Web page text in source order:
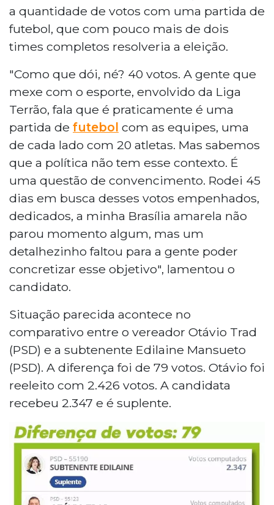
a quantidade de votos com uma partida de
futebol, que com pouco mais de dois
times completos resolveria a eleição.
"Como que dói, né? 40 votos. A gente que
mexe com o esporte, envolvido da Liga
Terrão, fala que é praticamente é uma
partida de futebol com as equipes, uma
de cada lado com 20 atletas. Mas sabemos
que a política não tem esse contexto. É
uma questão de convencimento. Rodei 45
dias em busca desses votos empenhados,
dedicados, a minha Brasília amarela não
parou momento algum, mas um
detalhezinho faltou para a gente poder
concretizar esse objetivo", lamentou o
candidato.
Situação parecida acontece no
comparativo entre o vereador Otávio Trad
(PSD) e a subtenente Edilaine Mansueto
(PSD). A diferença foi de 79 votos. Otávio foi
reeleito com 2.426 votos. A candidata
recebeu 2.347 e é suplente.